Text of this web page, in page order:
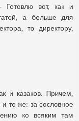
Готовлю вот, как и
а больше для
то директору,
и казаков. Причем,
то же: за сословное
ко всяким там